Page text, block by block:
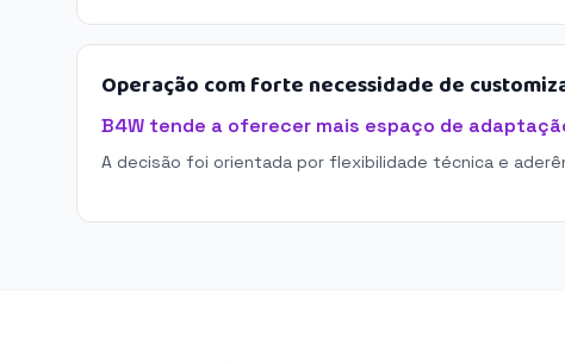
Operação com forte necessidade de
B4W tende a oferecer mais espaço de
A decisão foi orientada por flexibilidade técnica e